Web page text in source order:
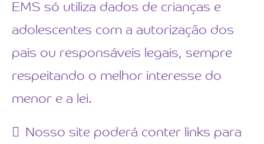
EMS só utiliza dados de crianças e
adolescentes com a autorização dos
pais ou responsáveis legais, sempre
respeitando o melhor interesse do
menor e a lei.
Nosso site poderá conter links para